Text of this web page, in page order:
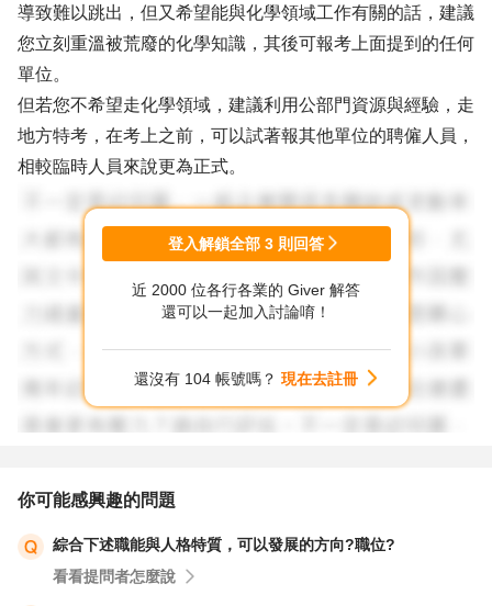
導致難以跳出，但又希望能與化學領域工作有關的話，建議
您立刻重溫被荒廢的化學知識，其後可報考上面提到的任何
單位。
但若您不希望走化學領域，建議利用公部門資源與經驗，走
地方特考，在考上之前，可以試著報其他單位的聘僱人員，
相較臨時人員來說更為正式。
登入解鎖全部 3 則回答
近 2000 位各行各業的 Giver 解答
還可以一起加入討論唷！
還沒有 104 帳號嗎？ 現在去註冊
你可能感興趣的問題
綜合下述職能與人格特質，可以發展的方向?職位?
看看提問者怎麼說